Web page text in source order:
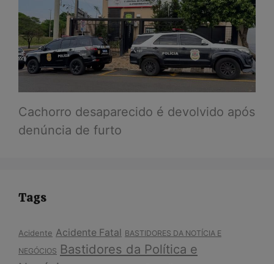
Cachorro desaparecido é devolvido após
denúncia de furto
Tags
Acidente Acidente Fatal BASTIDORES DA NOTÍCIA E
NEGÓCIOS Bastidores da Política e